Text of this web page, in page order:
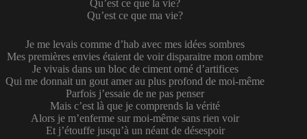
Qu’est ce que la vie?
Qu’est ce que ma vie?
Je me levais comme d’hab avec mes idées sombres
Mes premières envies étaient de voir disparaitre mon ombre
Je vivais dans un bloc de ciment orné d’artifices
Qui me donnait un gout amer au plus profond de moi-même
Parfois j’essaie de ne pas penser
Mais c’est là que je comprends la vérité
Alors je m’enferme sur moi-même sans rien voir
Et j’étouffe jusqu’à un néant de désespoir